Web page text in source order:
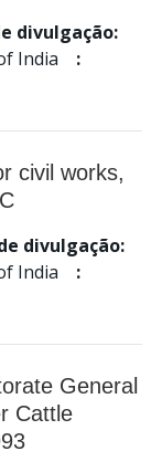
divulgação:
India
:
civil works,
divulgação:
India
:
General
Cattle